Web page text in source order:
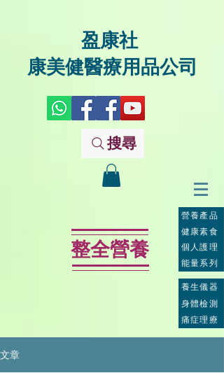
盈康社
康美健醫療用品公司
搜尋
整全營養
營養產品
個人護理
能量系列
健康素食
養生儀器
身體檢測
痛症理療
文章